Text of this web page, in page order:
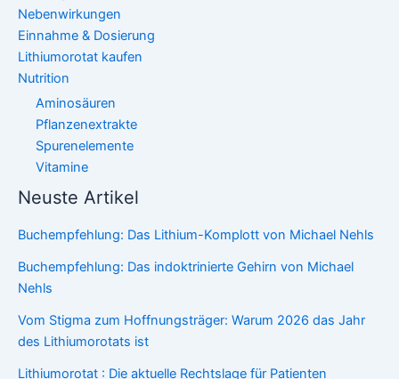
Nebenwirkungen
Einnahme & Dosierung
Lithiumorotat kaufen
Nutrition
Aminosäuren
Pflanzenextrakte
Spurenelemente
Vitamine
Neuste Artikel
Buchempfehlung: Das Lithium-Komplott von Michael Nehls
Buchempfehlung: Das indoktrinierte Gehirn von Michael
Nehls
Vom Stigma zum Hoffnungsträger: Warum 2026 das Jahr
des Lithiumorotats ist
Lithiumorotat : Die aktuelle Rechtslage für Patienten